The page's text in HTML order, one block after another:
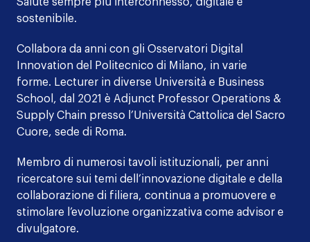
sostenibile.
Collabora da anni con gli Osservatori Digital
Innovation del Politecnico di Milano, in varie
forme. Lecturer in diverse Università e Business
School, dal 2021 è Adjunct Professor Operations &
Supply Chain presso l’Università Cattolica del Sacro
Cuore, sede di Roma.
Membro di numerosi tavoli istituzionali, per anni
ricercatore sui temi dell’innovazione digitale e della
collaborazione di filiera, continua a promuovere e
stimolare l’evoluzione organizzativa come advisor e
divulgatore.